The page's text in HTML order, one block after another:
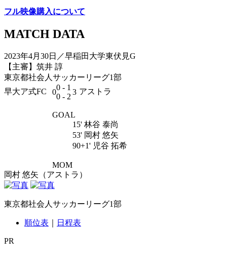
フル映像購入について
MATCH DATA
2023年4月30日／早稲田大学東伏見G
【主審】筑井 諄
東京都社会人サッカーリーグ1部
早大ア式FC
0
0 - 1
0 - 2
3 アストラ
GOAL
15' 林谷 泰尚
53' 岡村 悠矢
90+1' 児谷 拓希
MOM
岡村 悠矢（アストラ）
東京都社会人サッカーリーグ1部
順位表 日程表
PR